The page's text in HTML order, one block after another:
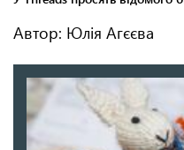
Автор: Юлія Агєєва